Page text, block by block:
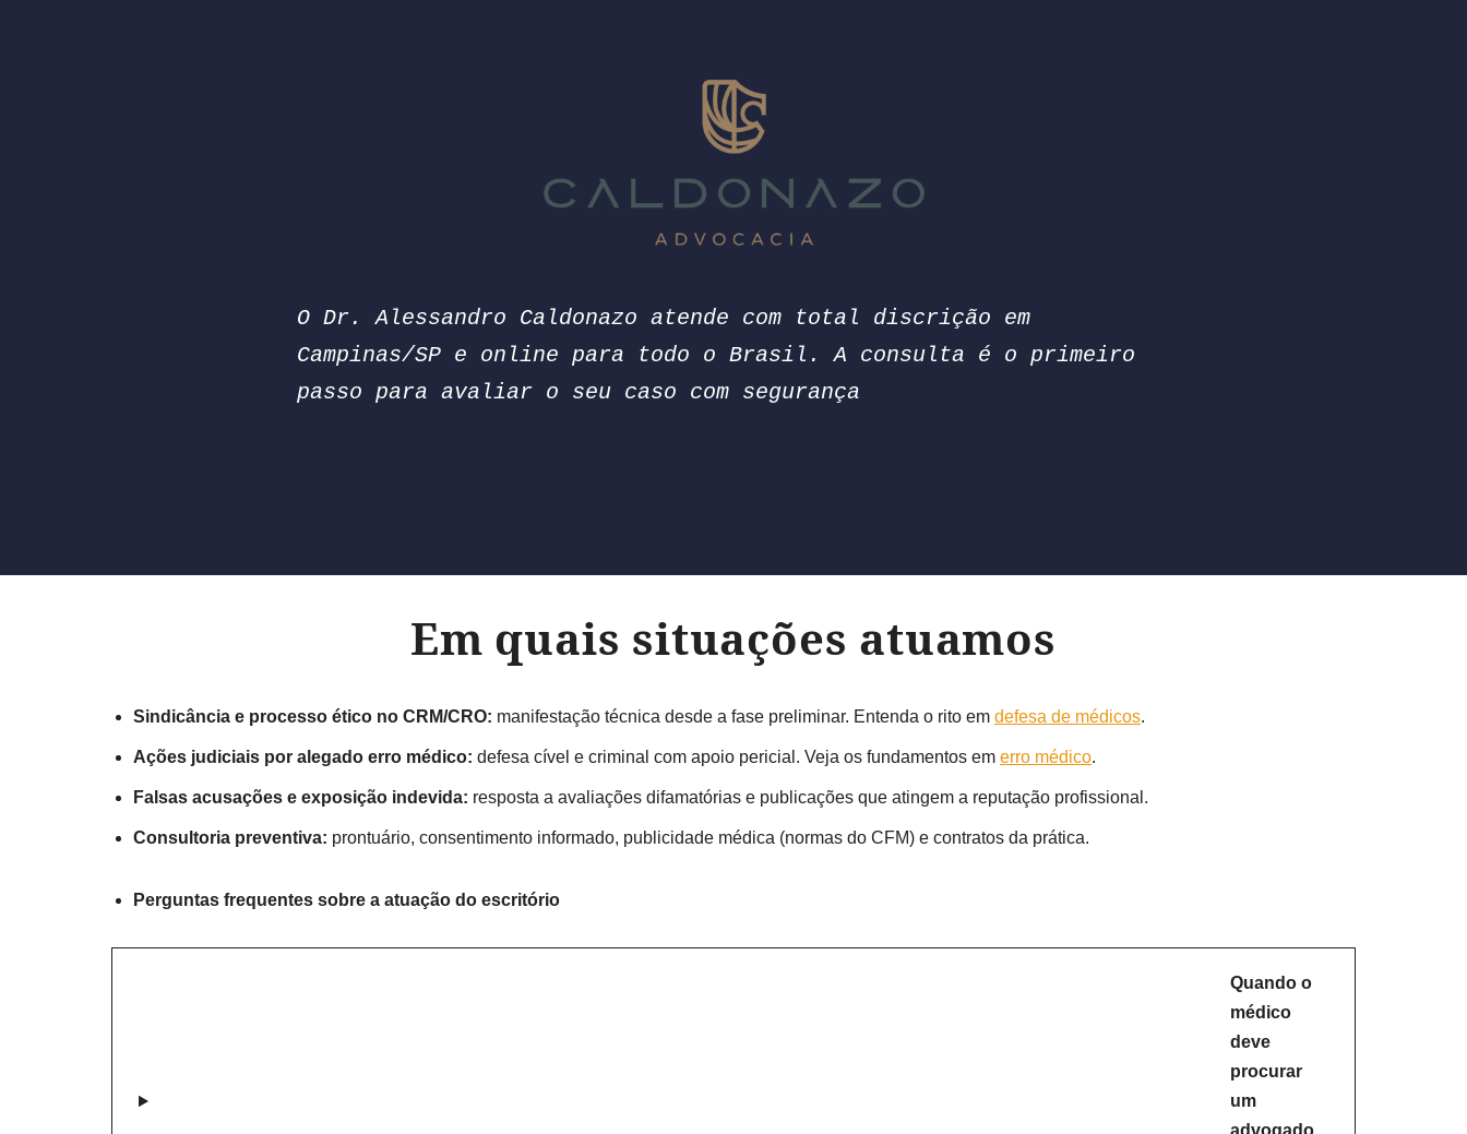
O Dr. Alessandro Caldonazo atende com total discrição em
Campinas/SP e online para todo o Brasil. A consulta é o primeiro
passo para avaliar o seu caso com segurança
Em quais situações atuamos
Sindicância e processo ético no CRM/CRO: manifestação técnica desde a fase preliminar. Entenda o rito em defesa de médicos.
Ações judiciais por alegado erro médico: defesa cível e criminal com apoio pericial. Veja os fundamentos em erro médico.
Falsas acusações e exposição indevida: resposta a avaliações difamatórias e publicações que atingem a reputação profissional.
Consultoria preventiva: prontuário, consentimento informado, publicidade médica (normas do CFM) e contratos da prática.
Perguntas frequentes sobre a atuação do escritório
Quando o
médico
deve
procurar
um